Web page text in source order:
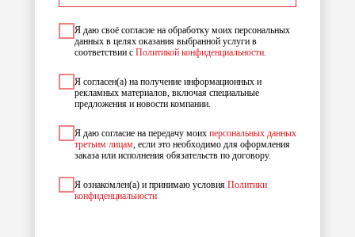
Я даю своё согласие на обработку моих персональных
данных в целях оказания выбранной услуги в
соответствии с Политикой конфиденциальности.
Я согласен(а) на получение информационных и
рекламных материалов, включая специальные
предложения и новости компании.
Я даю согласие на передачу моих персональных данных
третьим лицам, если это необходимо для оформления
заказа или исполнения обязательств по договору.
Я ознакомлен(а) и принимаю условия Политики
конфиденциальности